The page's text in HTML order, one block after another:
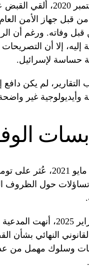
في سبتمبر
قبل جهاز الأمن
قبل وفاته. ورغم أن
إليه، إلا أن
حساسة لإسرائيل.
لم يكن دافع
غير
في 16 مايو
تساؤلات حول الظروف
في فبراير 2025،
القانوني النهائي
وسلوك مهمل من